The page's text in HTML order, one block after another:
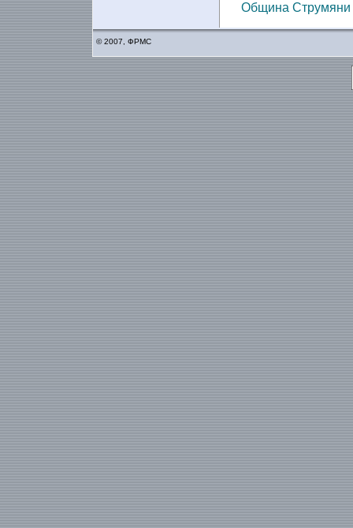
Община Струмяни
© 2007, ФРМС